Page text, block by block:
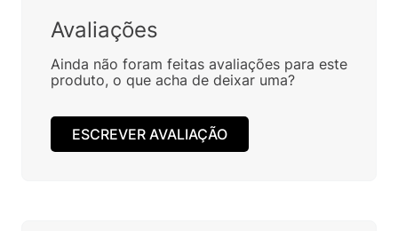
Avaliações
Ainda não foram feitas avaliações para este
produto, o que acha de deixar uma?
ESCREVER AVALIAÇÃO